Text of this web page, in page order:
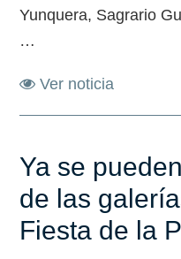
Yunquera, Sagrario
…
Ver noticia
Ya se
de las
Fiesta de la